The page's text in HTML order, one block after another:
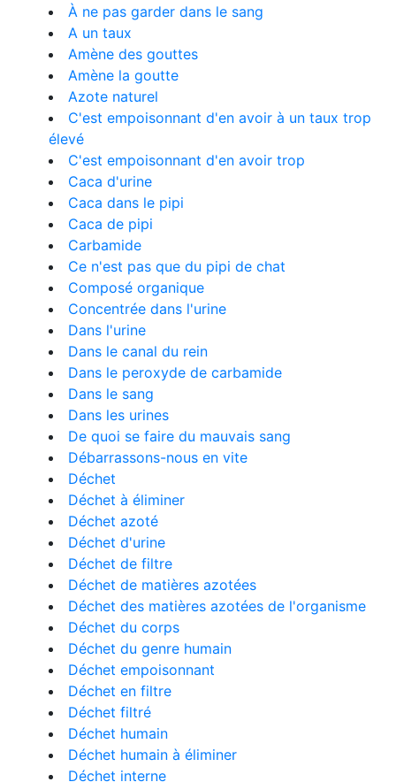
À ne pas garder dans le sang
A un taux
Amène des gouttes
Amène la goutte
Azote naturel
C'est empoisonnant d'en avoir à un taux trop
élevé
C'est empoisonnant d'en avoir trop
Caca d'urine
Caca dans le pipi
Caca de pipi
Carbamide
Ce n'est pas que du pipi de chat
Composé organique
Concentrée dans l'urine
Dans l'urine
Dans le canal du rein
Dans le peroxyde de carbamide
Dans le sang
Dans les urines
De quoi se faire du mauvais sang
Débarrassons-nous en vite
Déchet
Déchet à éliminer
Déchet azoté
Déchet d'urine
Déchet de filtre
Déchet de matières azotées
Déchet des matières azotées de l'organisme
Déchet du corps
Déchet du genre humain
Déchet empoisonnant
Déchet en filtre
Déchet filtré
Déchet humain
Déchet humain à éliminer
Déchet interne